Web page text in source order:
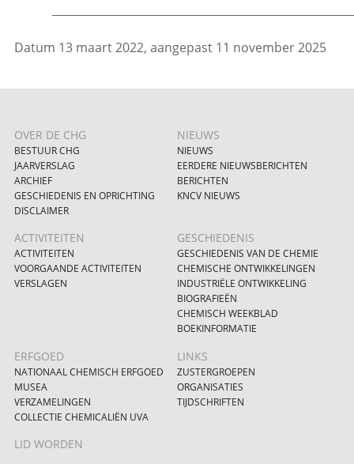
Datum 13 maart 2022, aangepast 11 november 2025
OVER DE CHG
BESTUUR CHG
JAARVERSLAG
ARCHIEF
GESCHIEDENIS EN OPRICHTING
DISCLAIMER
NIEUWS
NIEUWS
EERDERE NIEUWSBERICHTEN
BERICHTEN
KNCV NIEUWS
ACTIVITEITEN
ACTIVITEITEN
VOORGAANDE ACTIVITEITEN
VERSLAGEN
GESCHIEDENIS
GESCHIEDENIS VAN DE CHEMIE
CHEMISCHE ONTWIKKELINGEN
INDUSTRIËLE ONTWIKKELING
BIOGRAFIEËN
CHEMISCH WEEKBLAD
BOEKINFORMATIE
ERFGOED
NATIONAAL CHEMISCH ERFGOED
MUSEA
VERZAMELINGEN
COLLECTIE CHEMICALIËN UVA
LINKS
ZUSTERGROEPEN
ORGANISATIES
TIJDSCHRIFTEN
LID WORDEN